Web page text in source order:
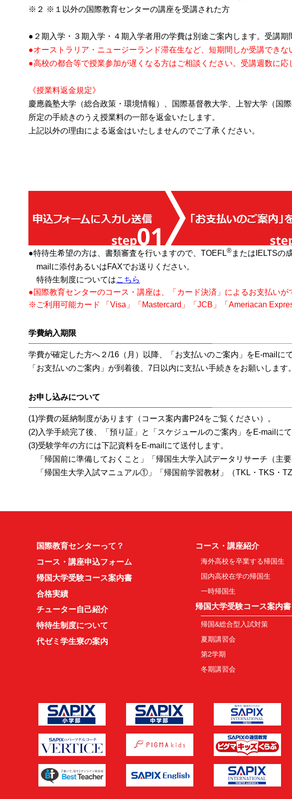
※２ ※１以外の国際教育センターの講座を受講された方
●２期入学・３期入学・４期入学者用の学費は別途ご案内します。受講
●オーストラリア・ニュージーランド滞在生など、短期間しか受講できな
●高校の都合等で授業参加が遅くなる方はご相談ください。受講週数に応
《授業料返金規定》
慶應義塾大学（総合政策・環境情報）、国際基督教大学、上智大学（国
所定の手続きのうえ授業料の一部を返金いたします。
上記以外の理由による返金はいたしませんのでご了承ください。
●特待生希望の方は、書類審査を行いますので、TOEFL® またはIELTSの
mailに添付あるいはFAXでお送りください。
特待生制度についてはこちら
●国際教育センターのコース・講座は、「カード決済」によるお支払いが
※ご利用可能カード 「Visa」「Mastercard」「JCB」「Ameriacan
学費納入期限
学費が確定した方へ２/16（月）以降、「お支払いのご案内」をE-mailに
「お支払いのご案内」が到着後、7日以内に支払い手続きをお願いします。
お申し込みについて
(1)学費の延納制度があります（コース案内書P24をご覧ください）。
(2)入学手続完了後、「預り証」と「スケジュールのご案内」をE-mailにて
(3)受験学年の方には下記資料をE-mailにて送付します。
「帰国前に準備しておくこと」「帰国生大学入試データリサーチ（主要
「帰国生大学入試マニュアル①」「帰国前学習教材」（TKL・TKS・TZ
国際教育センターって？
コース・講座申込フォーム
帰国大学受験コース案内書
合格実績
チューター自己紹介
特待生制度について
代ゼミ学生寮の案内
コース・講座紹介
海外高校を卒業する帰国生
国内高校在学の帰国生
一時帰国生
帰国大学受験コース案内書
帰国&総合型入試対策
夏期講習会
第2学期
冬期講習会